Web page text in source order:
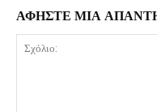
ΑΦΗΣΤΕ ΜΙΑ